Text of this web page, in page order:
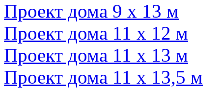
Проект дома 9 х 13 м
Проект дома 11 х 12 м
Проект дома 11 х 13 м
Проект дома 11 х 13,5 м